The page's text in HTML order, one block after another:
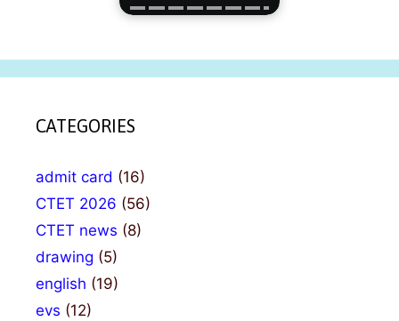
CATEGORIES
admit card (16)
CTET 2026 (56)
CTET news (8)
drawing (5)
english (19)
evs (12)